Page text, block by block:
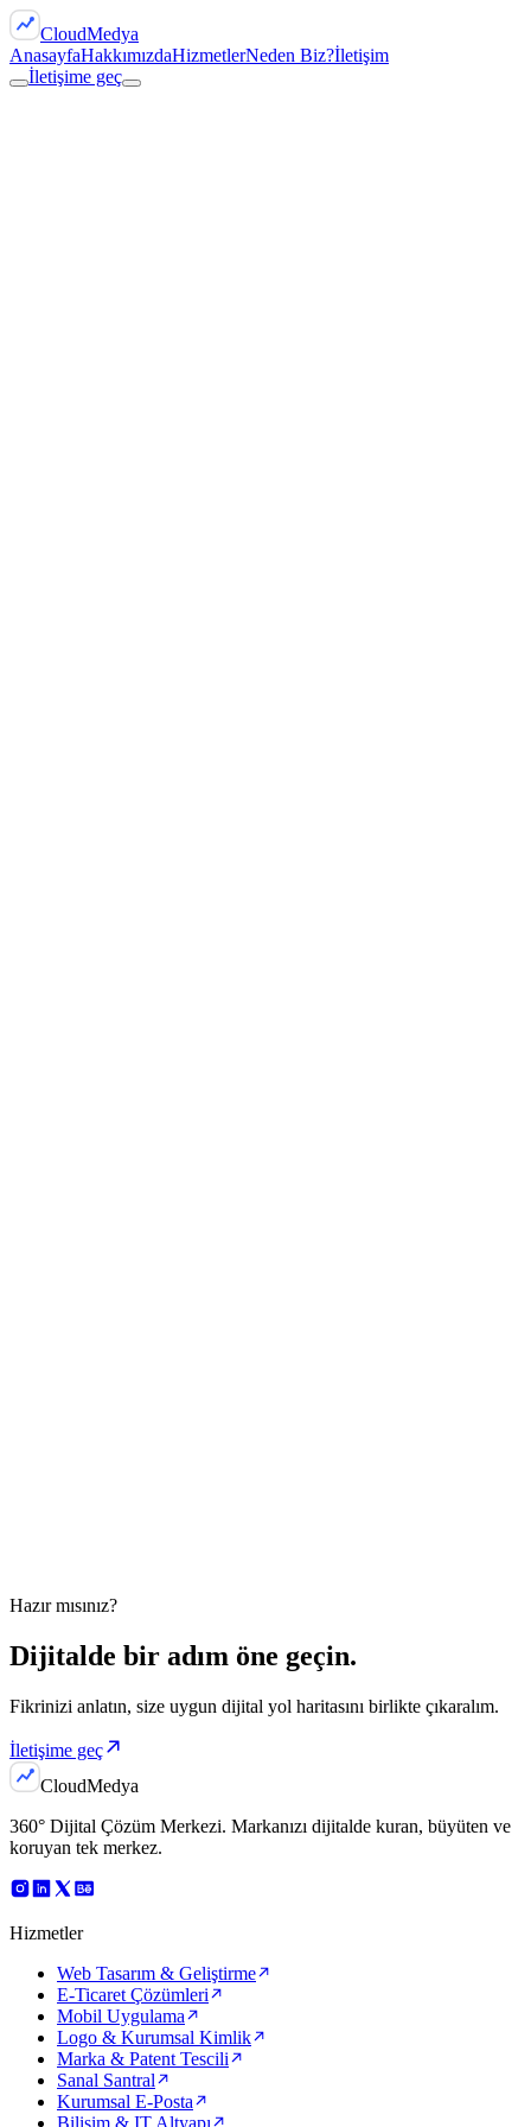
CloudMedya
AnasayfaHakkımızdaHizmetlerNeden Biz?İletişim
İletişime geç
Hazır mısınız?
Dijitalde bir adım öne geçin.
Fikrinizi anlatın, size uygun dijital yol haritasını birlikte çıkaralım.
İletişime geç
CloudMedya
360° Dijital Çözüm Merkezi. Markanızı dijitalde kuran, büyüten ve
koruyan tek merkez.
Hizmetler
Web Tasarım & Geliştirme
E-Ticaret Çözümleri
Mobil Uygulama
Logo & Kurumsal Kimlik
Marka & Patent Tescili
Sanal Santral
Kurumsal E-Posta
Bilişim & IT Altyapı